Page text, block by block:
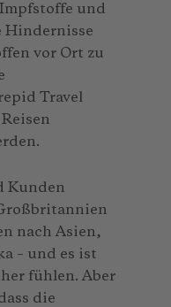
und
Hindernisse
vor Ort zu
Travel
Kunden
nach Asien,
– und es ist
fühlen. Aber
die